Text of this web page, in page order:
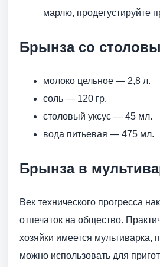
марлю, продегустируйте
Брынза со
молоко цельное — 2,8 л.
соль — 120 гр.
столовый уксус — 45 мл.
вода питьевая — 475 мл.
Брынза в
Век технического прогресса
отпечаток на общество.
хозяйки имеется мультиварка,
можно использовать для